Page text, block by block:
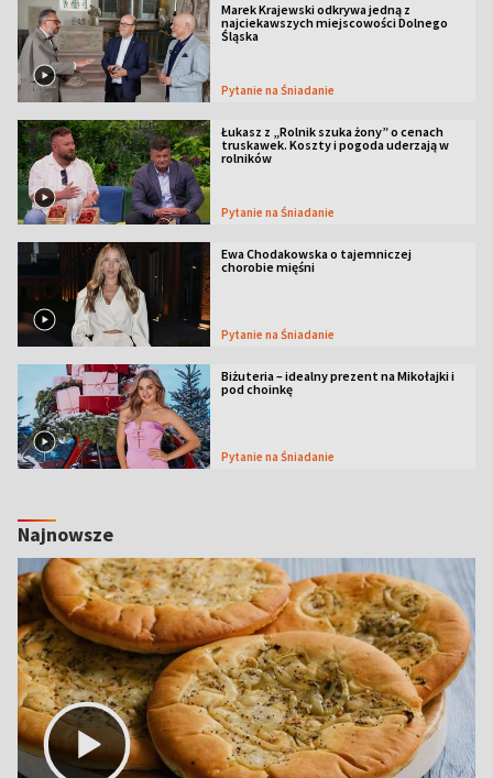
Marek Krajewski odkrywa jedną z
najciekawszych miejscowości Dolnego
Śląska
Pytanie na Śniadanie
Łukasz z „Rolnik szuka żony” o cenach
truskawek. Koszty i pogoda uderzają w
rolników
Pytanie na Śniadanie
Ewa Chodakowska o tajemniczej
chorobie mięśni
Pytanie na Śniadanie
Biżuteria – idealny prezent na Mikołajki i
pod choinkę
Pytanie na Śniadanie
Najnowsze